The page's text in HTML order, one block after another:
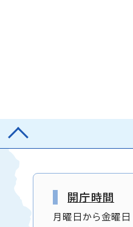
開庁時間
月曜日から金曜日